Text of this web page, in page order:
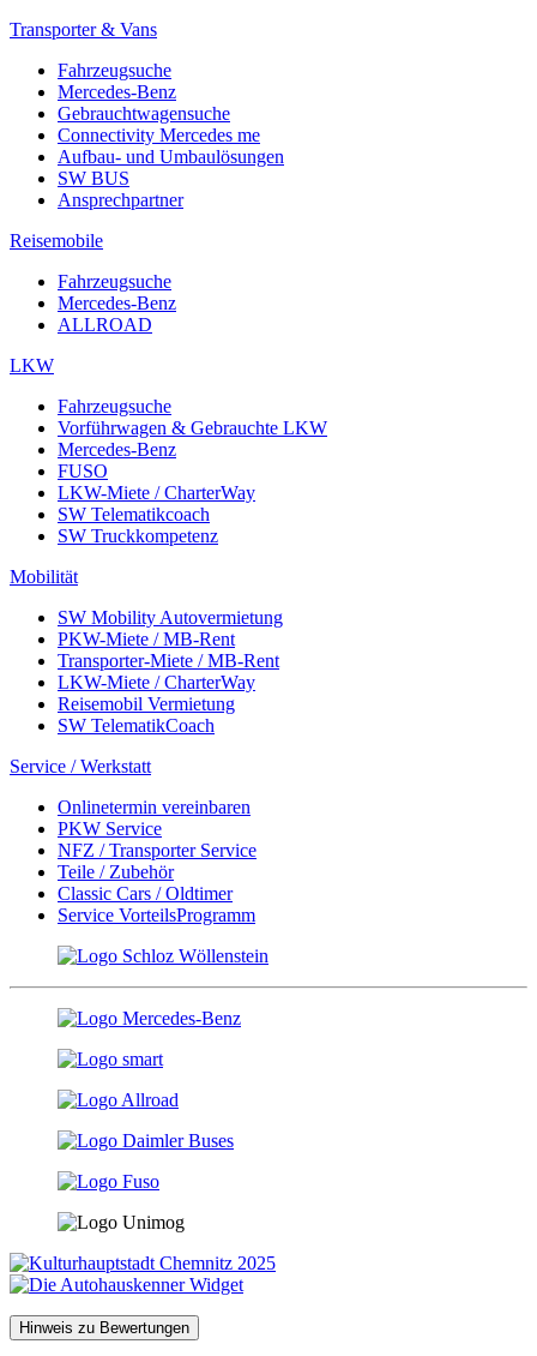
Transporter & Vans
Fahrzeugsuche
Mercedes-Benz
Gebrauchtwagensuche
Connectivity Mercedes me
Aufbau- und Umbaulösungen
SW BUS
Ansprechpartner
Reisemobile
Fahrzeugsuche
Mercedes-Benz
ALLROAD
LKW
Fahrzeugsuche
Vorführwagen & Gebrauchte LKW
Mercedes-Benz
FUSO
LKW-Miete / CharterWay
SW Telematikcoach
SW Truckkompetenz
Mobilität
SW Mobility Autovermietung
PKW-Miete / MB-Rent
Transporter-Miete / MB-Rent
LKW-Miete / CharterWay
Reisemobil Vermietung
SW TelematikCoach
Service / Werkstatt
Onlinetermin vereinbaren
PKW Service
NFZ / Transporter Service
Teile / Zubehör
Classic Cars / Oldtimer
Service VorteilsProgramm
Hinweis zu Bewertungen